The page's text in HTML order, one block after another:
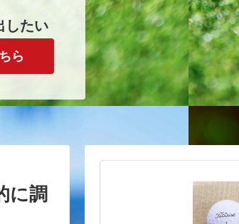
したい
ら
に調